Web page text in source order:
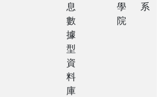
息
數
據
型
資
料
庫
學
院
系